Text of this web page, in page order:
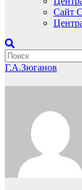
Сайт
Г.А.Зюганов